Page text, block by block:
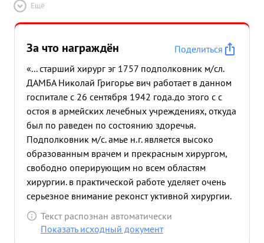
Ещё
За что награждён
Поделиться
«... старший хирург эг 1757 подполковник м/сл.
ДАМБА Николай Григорье вич работает в данном
госпитале с 26 сентября 1942 года.до этого с с
остоя в армейских лечебных учреждениях, откуда
был по раведен по состоянию здоречья.
Подполковник м/с. амье н.г. является высоко
образованным врачем и прекрасным хирургом,
свободно оперирующим но всем областям
хирургии. в практической работе уделяет очень
серьезное внимание реконст уктивной хирургии.
в частности вопросу иссечения ран с вторичным
швом.пе ограничиваясь достаточно широким
Текст распознан автоматически
Показать исходный документ